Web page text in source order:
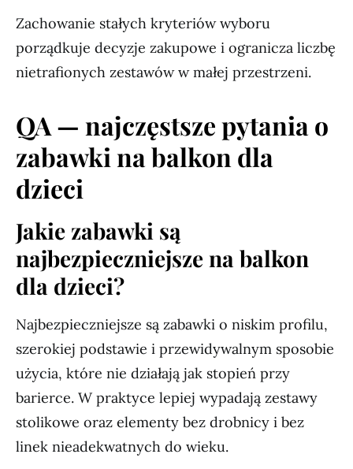
Zachowanie stałych kryteriów wyboru
porządkuje decyzje zakupowe i ogranicza liczbę
nietrafionych zestawów w małej przestrzeni.
QA — najczęstsze pytania o
zabawki na balkon dla
dzieci
Jakie zabawki są
najbezpieczniejsze na balkon
dla dzieci?
Najbezpieczniejsze są zabawki o niskim profilu,
szerokiej podstawie i przewidywalnym sposobie
użycia, które nie działają jak stopień przy
barierce. W praktyce lepiej wypadają zestawy
stolikowe oraz elementy bez drobnicy i bez
linek nieadekwatnych do wieku.